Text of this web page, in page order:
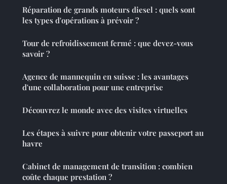
Réparation de grands moteurs diesel : quels sont
les types d'opérations à prévoir ?
Tour de refroidissement fermé : que devez-vous
savoir ?
Agence de mannequin en suisse : les avantages
d'une collaboration pour une entreprise
Découvrez le monde avec des visites virtuelles
Les étapes à suivre pour obtenir votre passeport au
havre
Cabinet de management de transition : combien
coûte chaque prestation ?